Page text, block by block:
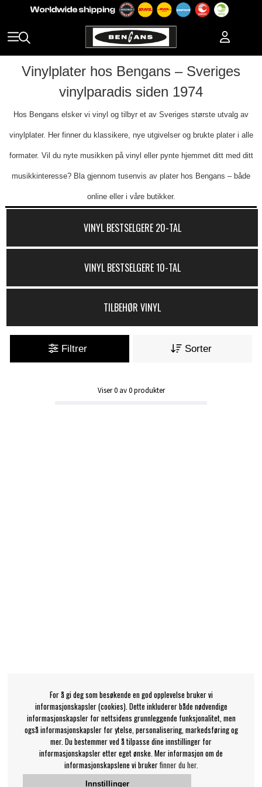
Vinylplater hos Bengans – Sveriges
vinylparadis siden 1974
Hos Bengans elsker vi vinyl og tilbyr et av Sveriges største utvalg av
vinylplater. Her finner du klassikere, nye utgivelser og brukte plater i alle
formater. Vil du nyte musikken på vinyl eller pynte hjemmet ditt med ditt
musikkinteresse? Bla gjennom tusenvis av plater hos Bengans – både
online eller i våre butikker.
VINYL BESTSELGERE 20-TAL
VINYL BESTSELGERE 10-TAL
TILBEHØR VINYL
Filtrer Sorter
Viser0av0produkter
For å gi deg som besøkende en god opplevelse bruker vi
informasjonskapsler (cookies). Dette inkluderer både nødvendige
informasjonskapsler for nettsidens grunnleggende funksjonalitet, men
også informasjonskapsler for ytelse, personalisering, markedsføring og
mer. Du bestemmer ved å tilpasse dine innstillinger for
informasjonskapsler etter eget ønske. Mer informasjon om de
informasjonskapslene vi brukerfinner du her.
Innstillinger